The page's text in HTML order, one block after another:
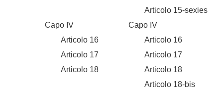
Articolo 15-sexies
Capo IV
Capo IV
Articolo 16
Articolo 16
Articolo 17
Articolo 17
Articolo 18
Articolo 18
Articolo 18-bis